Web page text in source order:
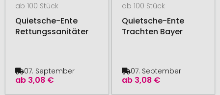
ab 100 Stück
Quietsche-Ente
Rettungssanitäter
ab 3,08 €
07. September
ab 100 Stück
Quietsche-Ente
Trachten Bayer
ab 3,08 €
07. September